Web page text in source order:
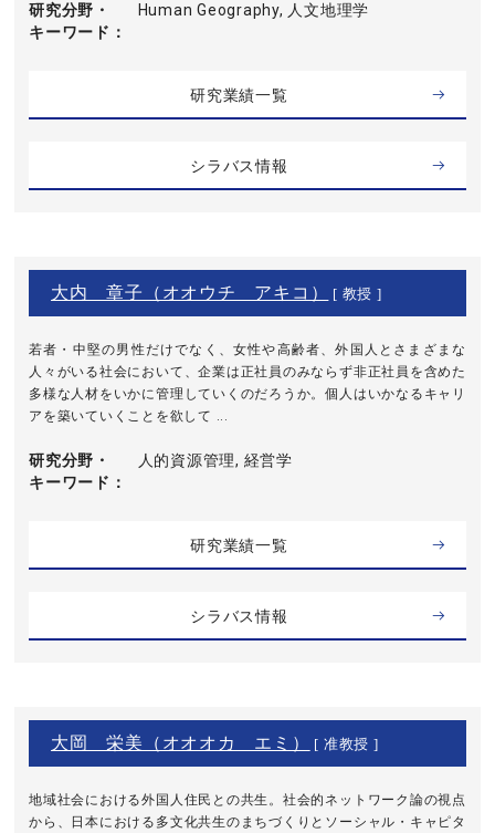
研究分野・
キーワード
Human Geography, 人文地理学
研究業績一覧
シラバス情報
大内 章子（オオウチ アキコ） [ 教授 ]
若者・中堅の男性だけでなく、女性や高齢者、外国人とさまざまな
人々がいる社会において、企業は正社員のみならず非正社員を含めた
多様な人材をいかに管理していくのだろうか。個人はいかなるキャリ
アを築いていくことを欲して ...
研究分野・
キーワード
人的資源管理, 経営学
研究業績一覧
シラバス情報
大岡 栄美（オオオカ エミ） [ 准教授 ]
地域社会における外国人住民との共生。社会的ネットワーク論の視点
から、日本における多文化共生のまちづくりとソーシャル・キャピタ